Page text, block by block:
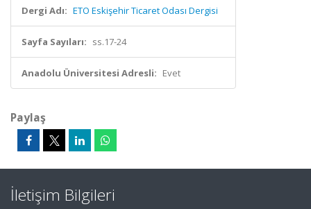
Dergi Adı: ETO Eskişehir Ticaret Odası Dergisi
Sayfa Sayıları: ss.17-24
Anadolu Üniversitesi Adresli: Evet
Paylaş
İletişim Bilgileri